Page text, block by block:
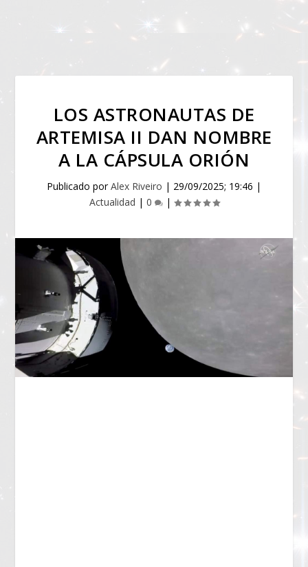
LOS ASTRONAUTAS DE
ARTEMISA II DAN NOMBRE
A LA CÁPSULA ORIÓN
Publicado porAlex Riveiro | 29/09/2025; 19:46 |
Actualidad | 0 |